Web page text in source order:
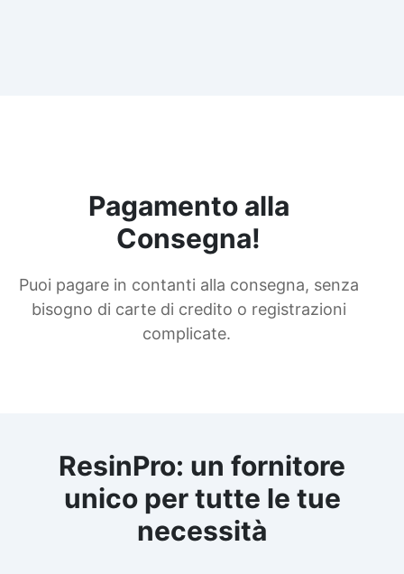
Pagamento alla
Consegna!
Puoi pagare in contanti alla consegna, senza
bisogno di carte di credito o registrazioni
complicate.
ResinPro: un fornitore
unico per tutte le tue
necessità